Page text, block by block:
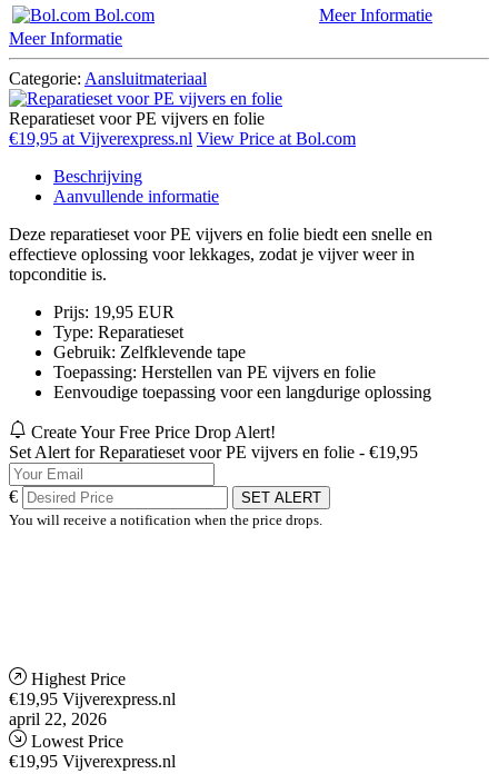
Bol.com
Meer Informatie
Meer Informatie
Categorie: Aansluitmateriaal
Reparatieset voor PE vijvers en folie
€19,95 at Vijverexpress.nl View Price at Bol.com
Beschrijving
Aanvullende informatie
Deze reparatieset voor PE vijvers en folie biedt een snelle en
effectieve oplossing voor lekkages, zodat je vijver weer in
topconditie is.
Prijs: 19,95 EUR
Type: Reparatieset
Gebruik: Zelfklevende tape
Toepassing: Herstellen van PE vijvers en folie
Eenvoudige toepassing voor een langdurige oplossing
Create Your Free Price Drop Alert!
Set Alert for Reparatieset voor PE vijvers en folie - €19,95
€
SET ALERT
You will receive a notification when the price drops.
Highest Price
€19,95 Vijverexpress.nl
april 22, 2026
Lowest Price
€19,95 Vijverexpress.nl